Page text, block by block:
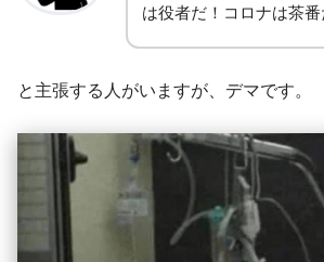
は役者だ！コロナは茶番
と主張する人がいますが、デマです。